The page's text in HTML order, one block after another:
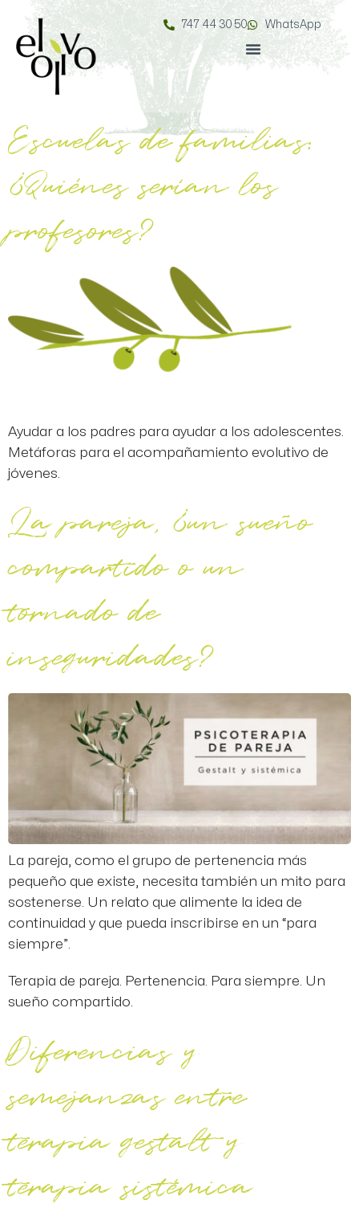
747 44 30 50 WhatsApp
Escuelas de familias:
¿Quiénes serían los
profesores?
Ayudar a los padres para ayudar a los adolescentes.
Metáforas para el acompañamiento evolutivo de
jóvenes.
La pareja, ¿un sueño
compartido o un
tornado de
inseguridades?
La pareja, como el grupo de pertenencia más
pequeño que existe, necesita también un mito para
sostenerse. Un relato que alimente la idea de
continuidad y que pueda inscribirse en un “para
siempre”.
Terapia de pareja. Pertenencia. Para siempre. Un
sueño compartido.
Diferencias y
semejanzas entre
terapia gestalt y
terapia sistémica